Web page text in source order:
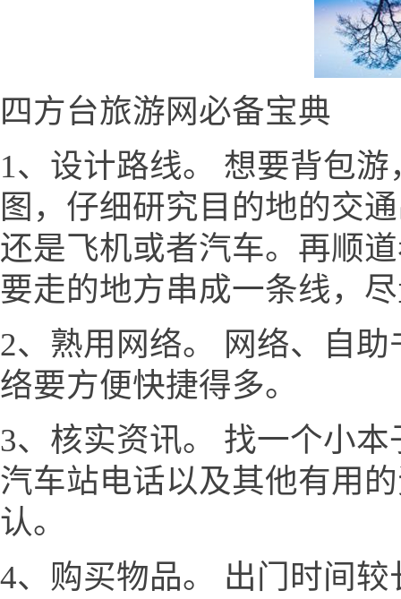
四方台旅游网必备宝典
1、设计路线。 想要背包
图，仔细研究目的地的交
还是飞机或者汽车。再顺
要走的地方串成一条线，
2、熟用网络。 网络、自
络要方便快捷得多。
3、核实资讯。 找一个小
汽车站电话以及其他有用
认。
4、购买物品。 出门时间